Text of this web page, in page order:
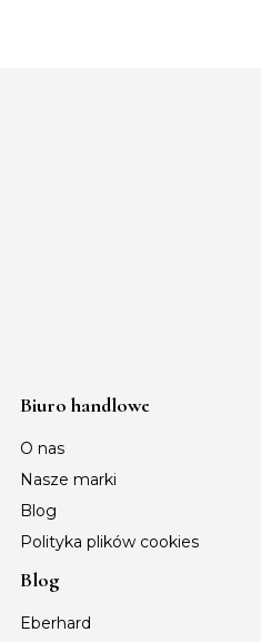
Biuro handlowe
O nas
Nasze marki
Blog
Polityka plików cookies
Blog
Eberhard